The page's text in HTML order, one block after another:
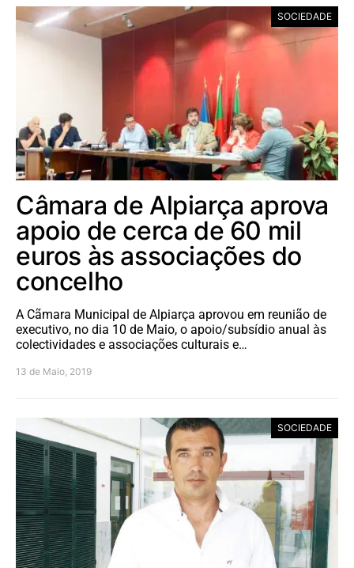
SOCIEDADE
Câmara de Alpiarça aprova
apoio de cerca de 60 mil
euros às associações do
concelho
A Cãmara Municipal de Alpiarça aprovou em reunião de
executivo, no dia 10 de Maio, o apoio/subsídio anual às
colectividades e associações culturais e…
13 de Maio, 2019
SOCIEDADE